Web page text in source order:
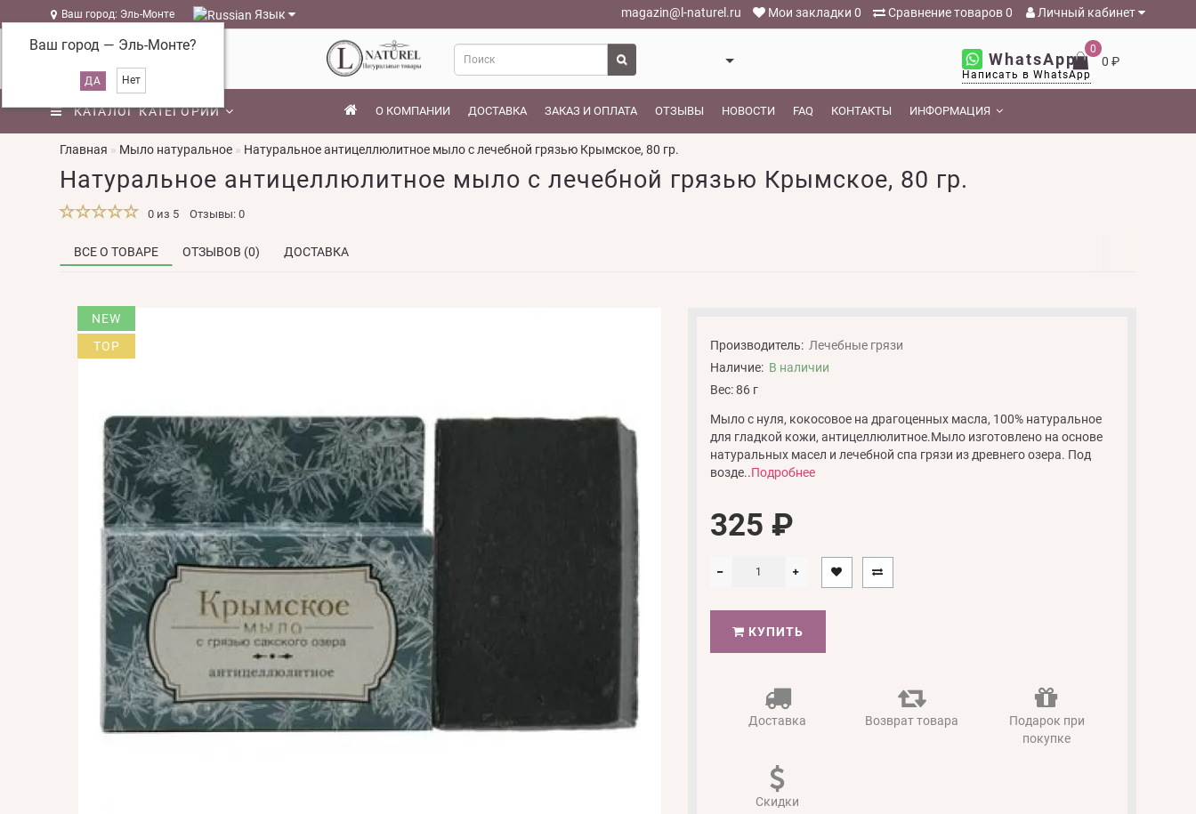
Ваш город: Эль-Монте
Ваш город — Эль-Монте?
Язык magazin@l-naturel.ru Мои закладки 0 Сравнение товаров0 Личный кабинет
WhatsApp
Написать в WhatsApp
0
0 ₽
КАТАЛОГ КАТЕГОРИЙ О КОМПАНИИ ДОСТАВКА ЗАКАЗ И ОПЛАТА ОТЗЫВЫ НОВОСТИ FAQ КОНТАКТЫ ИНФОРМАЦИЯ
Главная Мыло натуральное Натуральное антицеллюлитное мыло с лечебной грязью Крымское, 80 гр.
Натуральное антицеллюлитное мыло с лечебной грязью Крымское, 80 гр.
0 из 5 Отзывы: 0
ВСЕ О ТОВАРЕ ОТЗЫВОВ (0) ДОСТАВКА
NEW
TOP
Производитель: Лечебные грязи
Наличие: В наличии
Вес: 86 г
Мыло с нуля, кокосовое на драгоценных масла, 100% натуральное
для гладкой кожи, антицеллюлитное.Мыло изготовлено на основе
натуральных масел и лечебной спа грязи из древнего озера. Под
возде..Подробнее
325 ₽
КУПИТЬ
Доставка Возврат товара
Подарок при
покупке
Скидки